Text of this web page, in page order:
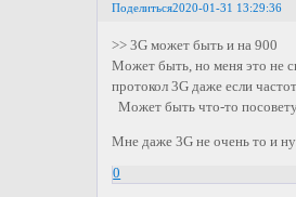
Поделиться2020-01-31 13:29:36
>> 3G может быть и на 900
Может быть, но меня это не
протокол 3G даже если
Может быть что-то
Мне даже 3G не очень то и
0